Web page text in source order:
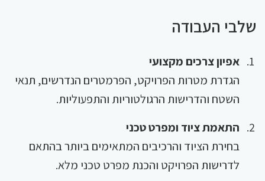
שלבי העבודה
אפיון צרכים מקצועי
הגדרת מטרות הפרויקט, הפרמטרים הנדרשים, תנאי
השטח והדרישות הרגולטוריות והתפעוליות.
התאמת ציוד ומפרט טכני
בחירת הציוד והרכיבים המתאימים ביותר בהתאם
לדרישות הפרויקט והכנת מפרט טכני מלא.